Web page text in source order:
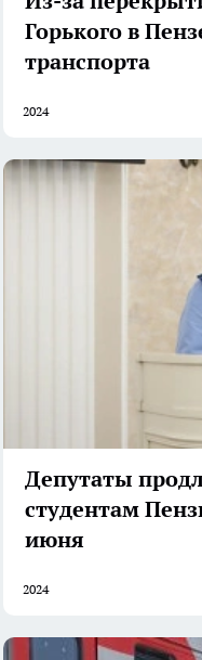
Горького в
транспорта
2024
Депутаты
студентам
июня
2024